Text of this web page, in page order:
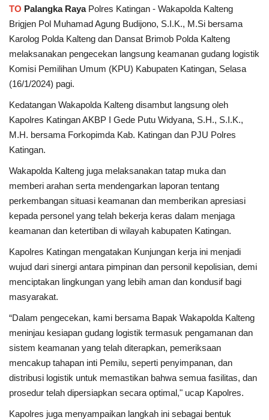
TO Palangka RayaPolres Katingan - Wakapolda Kalteng
Brigjen Pol Muhamad Agung Budijono, S.I.K., M.Si bersama
Karolog Polda Kalteng dan Dansat Brimob Polda Kalteng
melaksanakan pengecekan langsung keamanan gudang logistik
Komisi Pemilihan Umum (KPU) Kabupaten Katingan, Selasa
(16/1/2024) pagi.
Kedatangan Wakapolda Kalteng disambut langsung oleh
Kapolres Katingan AKBP I Gede Putu Widyana, S.H., S.I.K.,
M.H. bersama Forkopimda Kab. Katingan dan PJU Polres
Katingan.
Wakapolda Kalteng juga melaksanakan tatap muka dan
memberi arahan serta mendengarkan laporan tentang
perkembangan situasi keamanan dan memberikan apresiasi
kepada personel yang telah bekerja keras dalam menjaga
keamanan dan ketertiban di wilayah kabupaten Katingan.
Kapolres Katingan mengatakan Kunjungan kerja ini menjadi
wujud dari sinergi antara pimpinan dan personil kepolisian, demi
menciptakan lingkungan yang lebih aman dan kondusif bagi
masyarakat.
“Dalam pengecekan, kami bersama Bapak Wakapolda Kalteng
meninjau kesiapan gudang logistik termasuk pengamanan dan
sistem keamanan yang telah diterapkan, pemeriksaan
mencakup tahapan inti Pemilu, seperti penyimpanan, dan
distribusi logistik untuk memastikan bahwa semua fasilitas, dan
prosedur telah dipersiapkan secara optimal," ucap Kapolres.
Kapolres juga menyampaikan langkah ini sebagai bentuk